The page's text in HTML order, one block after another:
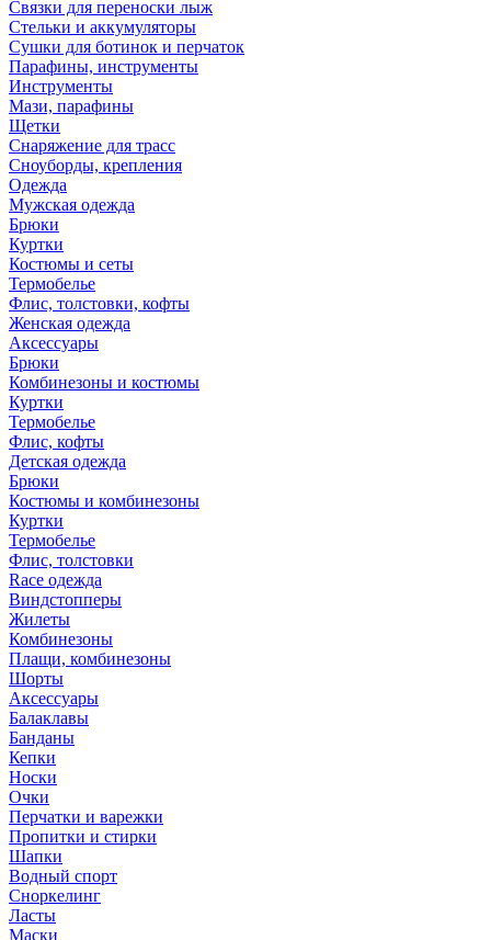
Связки для переноски лыж
Стельки и аккумуляторы
Сушки для ботинок и перчаток
Парафины, инструменты
Инструменты
Мази, парафины
Щетки
Снаряжение для трасс
Сноуборды, крепления
Одежда
Мужская одежда
Брюки
Куртки
Костюмы и сеты
Термобелье
Флис, толстовки, кофты
Женская одежда
Аксессуары
Брюки
Комбинезоны и костюмы
Куртки
Термобелье
Флис, кофты
Детская одежда
Брюки
Костюмы и комбинезоны
Куртки
Термобелье
Флис, толстовки
Race одежда
Виндстопперы
Жилеты
Комбинезоны
Плащи, комбинезоны
Шорты
Аксессуары
Балаклавы
Банданы
Кепки
Носки
Очки
Перчатки и варежки
Пропитки и стирки
Шапки
Водный спорт
Сноркелинг
Ласты
Маски